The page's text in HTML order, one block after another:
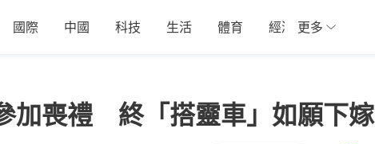
國際 中國 科技 生活 體育 經濟 01深圳
更多
加喪禮 終「搭靈車」如願下嫁